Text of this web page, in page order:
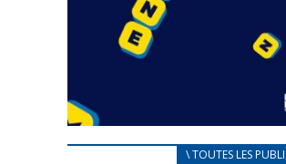
CARNET D’ACCUEIL\ TOUTES LES